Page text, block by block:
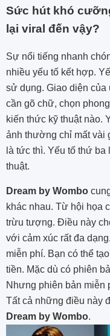
Sức hút khó
lại viral đến vậy?
Sự nổi tiếng nhanh
nhiều yếu tố kết hợp.
sử dụng. Giao diện
cần gõ chữ, chọn
kiến thức kỹ thuật nào.
ảnh thường chỉ mất vài
là tức thì. Yếu tố thứ
thuật.
Dream by Wombo
khác nhau. Từ hội họa
trừu tượng. Điều này
với cảm xúc rất đa
miễn phí. Bạn có thể
tiền. Mặc dù có phiên
Nhưng phiên bản miễn
Tất cả những điều này
Dream by Wombo.